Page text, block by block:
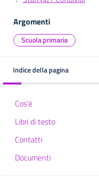
Argomenti
Scuola primaria
Indice della pagina
Cos'è
Libri di testo
Contatti
Documenti